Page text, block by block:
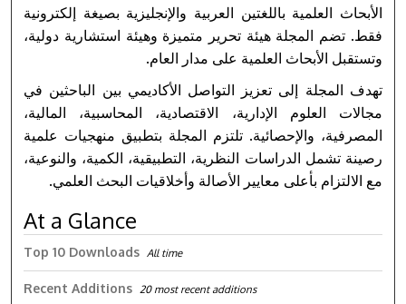
الأبحاث العلمية باللغتين العربية والإنجليزية بصيغة إلكترونية
فقط. تضم المجلة هيئة تحرير متميزة وهيئة استشارية دولية،
وتستقبل الأبحاث العلمية على مدار العام.
تهدف المجلة إلى تعزيز التواصل الأكاديمي بين الباحثين في
مجالات العلوم الإدارية، الاقتصادية، المحاسبية، المالية،
المصرفية، والإحصائية. تلتزم المجلة بتطبيق منهجيات علمية
رصينة تشمل الدراسات النظرية، التطبيقية، الكمية، والنوعية،
مع الالتزام بأعلى معايير الأصالة وأخلاقيات البحث العلمي.
At a Glance
Top 10 Downloads All time
Recent Additions 20 most recent additions